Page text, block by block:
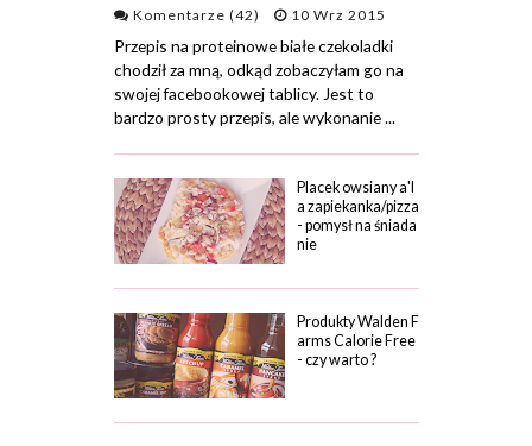
Komentarze (42) 10 Wrz 2015
Przepis na proteinowe białe czekoladki
chodził za mną, odkąd zobaczyłam go na
swojej facebookowej tablicy. Jest to
bardzo prosty przepis, ale wykonanie ...
Placek owsiany a'l
a zapiekanka/pizza
- pomysł na śniada
nie
Produkty Walden F
arms Calorie Free
- czy warto ?